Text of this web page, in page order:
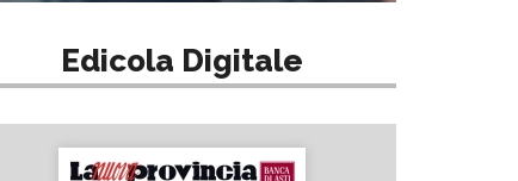
Edicola Digitale